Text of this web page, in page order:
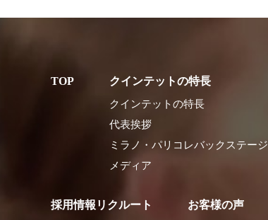
クインテットの特長
クインテットの特長
代表挨拶
ミラノ・パリコレバックステージ
メディア
採用情報リクルート お客様の声